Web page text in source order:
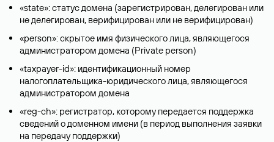
«state»: статус домена (зарегистрирован, делегирован или
не делегирован, верифицирован или не верифицирован)
«person»: скрытое имя физического лица, являющегося
администратором домена (Privatе person)
«taxpayer-id»: идентификационный номер
налогоплательщика-юридического лица, являющегося
администратором домена
«reg-ch»: регистратор, которому передается поддержка
сведений о доменном имени (в период выполнения заявки
на передачу поддержки)